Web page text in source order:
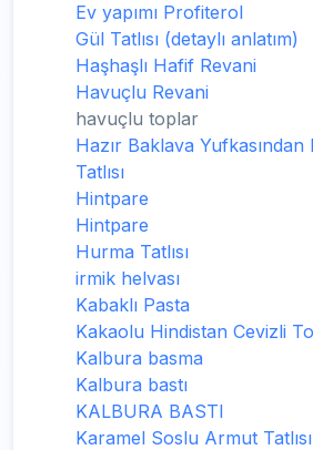
Ev yapımı Profiterol
Gül Tatlısı (detaylı anlatım)
Haşhaşlı Hafif Revani
Havuçlu Revani
havuçlu toplar
Hazır Baklava Yufkasından
Tatlısı
Hintpare
Hintpare
Hurma Tatlısı
irmik helvası
Kabaklı Pasta
Kakaolu Hindistan Cevizli
Kalbura basma
Kalbura bastı
KALBURA BASTI
Karamel Soslu Armut Tatlısı